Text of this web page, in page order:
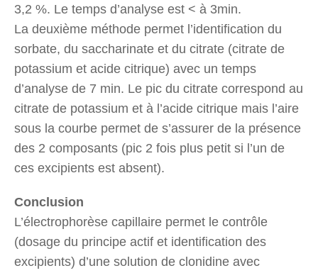
3,2 %. Le temps d’analyse est < à 3min.
La deuxième méthode permet l’identification du
sorbate, du saccharinate et du citrate (citrate de
potassium et acide citrique) avec un temps
d’analyse de 7 min. Le pic du citrate correspond au
citrate de potassium et à l’acide citrique mais l’aire
sous la courbe permet de s’assurer de la présence
des 2 composants (pic 2 fois plus petit si l’un de
ces excipients est absent).
Conclusion
L’électrophorèse capillaire permet le contrôle
(dosage du principe actif et identification des
excipients) d’une solution de clonidine avec